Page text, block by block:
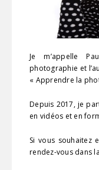
Je m’appelle
photographie et
« Apprendre la
Depuis 2017, je
en vidéos et en
Si vous souhaitez
rendez-vous dans